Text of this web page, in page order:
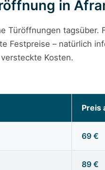
in
Türöffnungen tagsüber.
Festpreise – natürlich
Kosten.
Preis
69 €
89 €